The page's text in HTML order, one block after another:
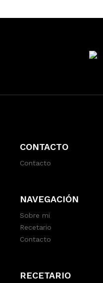
CONTACTO
Contacto
NAVEGACIÓN
Sobre mi
Recetario
Contacto
RECETARIO